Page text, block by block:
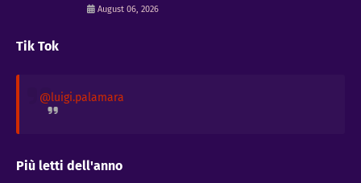
August 06, 2026
Tik Tok
@luigi.palamara
Più letti dell'anno